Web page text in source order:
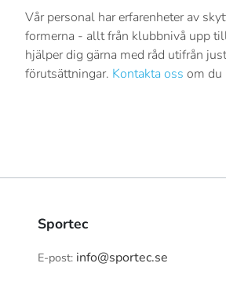
Vår personal har erfarenheter av
formerna - allt från klubbnivå upp
hjälper dig gärna med råd utifrån
förutsättningar. Kontakta oss om du
Sportec
E-post: info@sportec.se